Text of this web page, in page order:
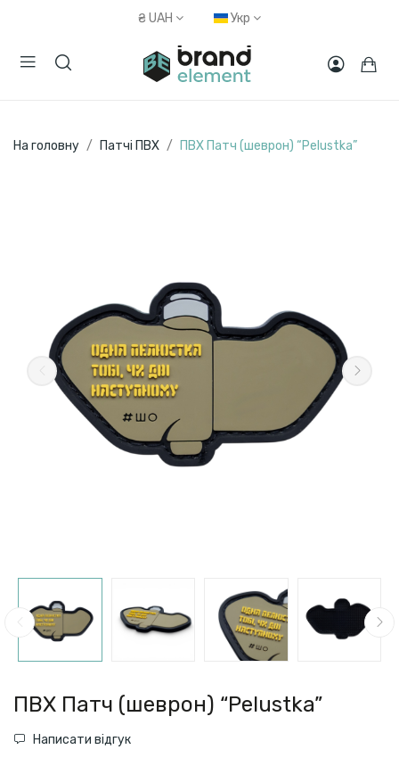
₴ UAH Укр
На головну Патчі ПВХ ПВХ Патч (шеврон) “Pelustka”
ПВХ Патч (шеврон) “Pelustka”
Написати відгук